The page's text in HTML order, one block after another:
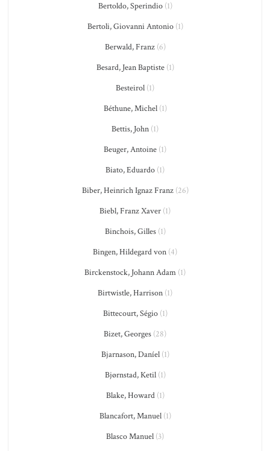
Bertoldo, Sperindio(1)
Bertoli, Giovanni Antonio(1)
Berwald, Franz(6)
Besard, Jean Baptiste(1)
Besteirol (1)
Béthune, Michel(1)
Bettis, John (1)
Beuger, Antoine (1)
Biato, Eduardo (1)
Biber, Heinrich Ignaz Franz(26)
Biebl, Franz Xaver (1)
Binchois, Gilles(1)
Bingen, Hildegard von (4)
Birckenstock, Johann Adam (1)
Birtwistle, Harrison (1)
Bittecourt, Ségio(1)
Bizet, Georges (28)
Bjarnason, Daníel(1)
Bjørnstad, Ketil(1)
Blake, Howard(1)
Blancafort, Manuel(1)
Blasco Manuel (3)